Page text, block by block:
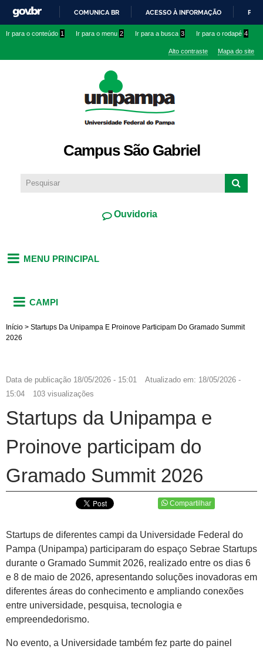
conteúdo
IR
O
COMUNICA BR ACESSO À INFORMAÇÃO
Ir para o conteúdo 1 Ir para o menu 2 Ir para a busca 3 Ir para o rodapé 4
Alto contraste Mapa do site
Campus São Gabriel
Ouvidoria
MENU PRINCIPAL
CAMPI
Início > Startups Da Unipampa E Proinove Participam Do Gramado Summit
2026
Data de publicação 18/05/2026 - 15:01 Atualizado em: 18/05/2026 -
15:04
103 visualizações
Startups da Unipampa e
Proinove participam do
Gramado Summit 2026
Compartilhar
Startups de diferentes campi da Universidade Federal do
Pampa (Unipampa) participaram do espaço Sebrae Startups
durante o Gramado Summit 2026, realizado entre os dias 6
e 8 de maio de 2026, apresentando soluções inovadoras em
diferentes áreas do conhecimento e ampliando conexões
entre universidade, pesquisa, tecnologia e
empreendedorismo.
No evento, a Universidade também fez parte do painel